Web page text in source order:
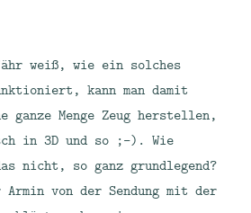
weiß, wie ein solches
kann man damit
Menge Zeug herstellen,
in 3D und so ;-). Wie
nicht, so ganz grundlegend?
Armin von der Sendung mit der